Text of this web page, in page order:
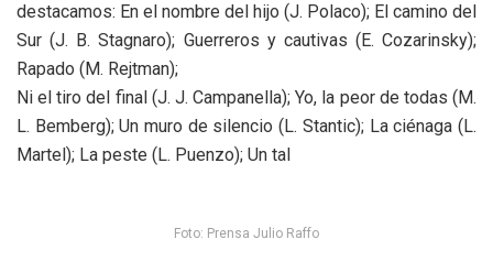
destacamos: En el nombre del hijo (J. Polaco); El camino del
Sur (J. B. Stagnaro); Guerreros y cautivas (E. Cozarinsky);
Rapado (M. Rejtman);
Ni el tiro del final (J. J. Campanella); Yo, la peor de todas (M.
L. Bemberg); Un muro de silencio (L. Stantic); La ciénaga (L.
Martel); La peste (L. Puenzo); Un tal
Foto: Prensa Julio Raffo